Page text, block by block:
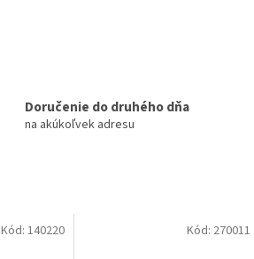
Doručenie do druhého dňa
na akúkoľvek adresu
Kód: 140220 Kód: 270011